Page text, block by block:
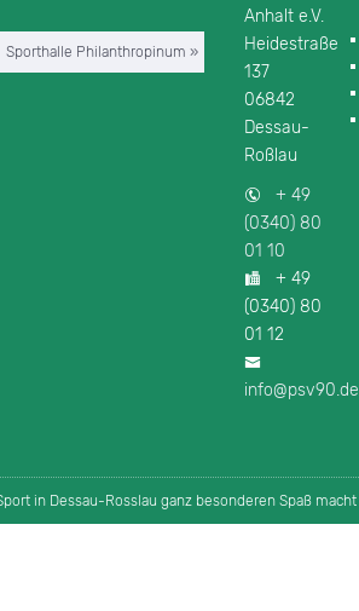
Sporthalle Philanthropinum »
Anhalt e.V.
Heidestraße
137
06842
Dessau-
Roßlau
+ 49
(0340) 80
01 10
+ 49
(0340) 80
01 12
info@psv90.de
in Dessau-Rosslau ganz besonderen Spaß macht